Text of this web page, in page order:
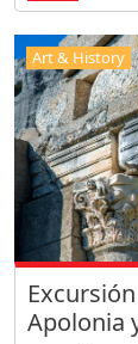
Art & History
Apolonia